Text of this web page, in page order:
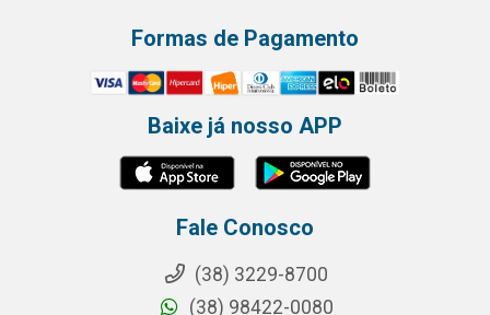
Formas de Pagamento
Baixe já nosso APP
Fale Conosco
(38) 3229-8700
(38) 98422-0080